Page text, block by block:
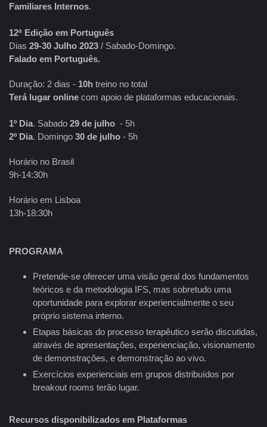
Familiares Internos.
12ª Edição em Português
Dias 29-30 Julho 2023 / Sabado-Domingo.
Falado em Português.
Duração: 2 dias - 10h treino no total
Terá lugar online com apoio de plataformas educacionais.
1º Dia. Sabado 29 de julho - 5h
2º Dia. Domingo 30 de julho - 5h
Horário no Brasil
9h-14:30h
Horário em Lisboa
13h-18:30h
PROGRAMA
Pretende-se oferecer uma visão geral dos fundamentos
teóricos e da metodologia IFS, mas sobretudo uma
oportunidade para explorar experiencialmente o seu
próprio sistema interno.
Etapas básicas do processo terapêutico serão discutidas,
através de apresentações, experienciação, visionamento
de demonstrações, e demonstração ao vivo.
Exercícios experienciais em grupos distribuídos por
breakout rooms terão lugar.
Recursos disponibilizados em Plataformas